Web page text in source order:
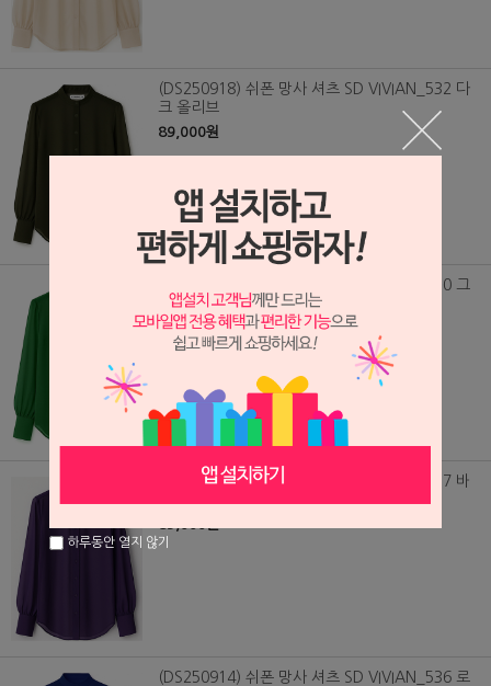
(DS250918) 쉬폰 망사 셔츠 SD VIVIAN_532 다
크 올리브
89,000원
(DS250917) 쉬폰 망사 셔츠 SD VIVIAN_530 그
린
89,000원
(DS250916) 쉬폰 망사 셔츠 SD VIVIAN_537 바
(DS250914) 쉬폰 망사 셔츠 SD VIVIAN_536 로
하루동안 열지 않기